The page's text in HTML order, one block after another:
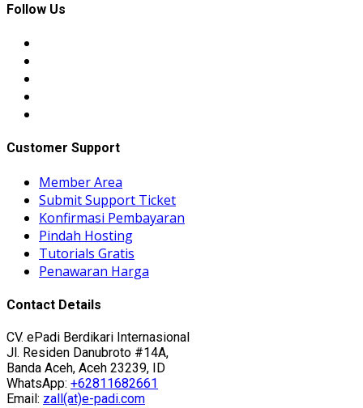
Follow Us
Customer Support
Member Area
Submit Support Ticket
Konfirmasi Pembayaran
Pindah Hosting
Tutorials Gratis
Penawaran Harga
Contact Details
CV. ePadi Berdikari Internasional
Jl. Residen Danubroto #14A,
Banda Aceh, Aceh 23239, ID
WhatsApp: +62811682661
Email: zall(at)e-padi.com